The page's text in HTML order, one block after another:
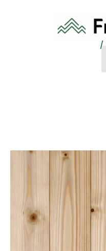
/